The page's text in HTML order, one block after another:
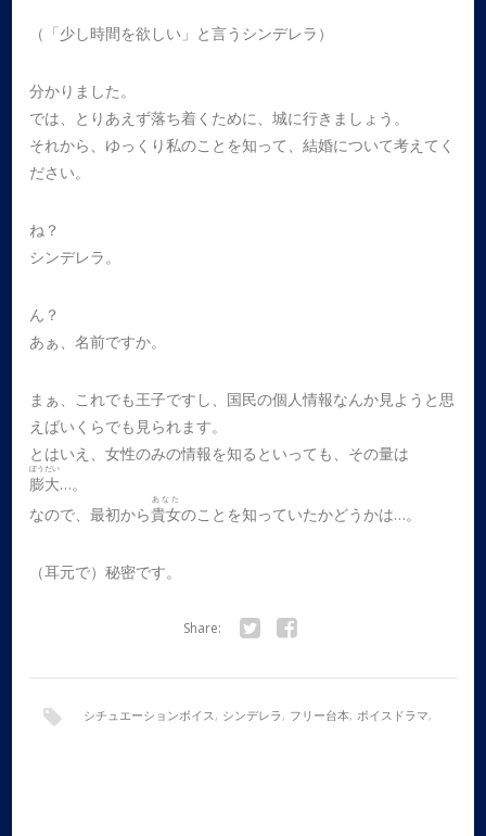
（「少し時間を欲しい」と言うシンデレラ）
分かりました。
では、とりあえず落ち着くために、城に行きましょう。
それから、ゆっくり私のことを知って、結婚について考えてく
ださい。
ね？
シンデレラ。
ん？
あぁ、名前ですか。
まぁ、これでも王子ですし、国民の個人情報なんか見ようと思
えばいくらでも見られます。
とはいえ、女性のみの情報を知るといっても、その量は
膨大
ぼうだい
…。
なので、最初から貴女
あなた
のことを知っていたかどうかは…。
（耳元で）秘密です。
Share:
シチュエーションボイス, シンデレラ , フリー台本, ボイスドラマ,